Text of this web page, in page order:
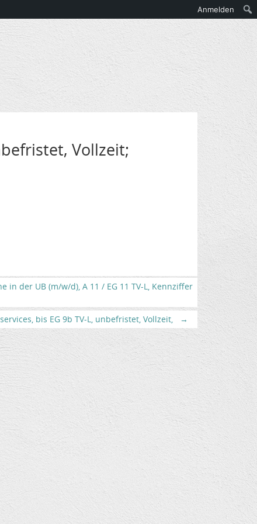
Vollzeit;
der UB (m/w/d), A 11 / EG 11 TV-L, Kennziffer
bis EG 9b TV-L, unbefristet, Vollzeit,
→
Anmelden